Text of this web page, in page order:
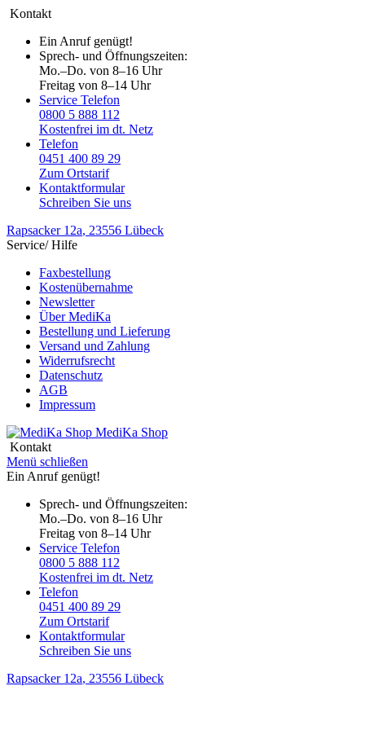
Kontakt
Ein Anruf genügt!
Sprech- und Öffnungszeiten:
Mo.–Do. von 8–16 Uhr
Freitag von 8–14 Uhr
Service Telefon
0800 5 888 112
Kostenfrei im dt. Netz
Telefon
0451 400 89 29
Zum Ortstarif
Kontaktformular
Schreiben Sie uns
Rapsacker 12a, 23556 Lübeck
Service/ Hilfe
Faxbestellung
Kostenübernahme
Newsletter
Über MediKa
Bestellung und Lieferung
Versand und Zahlung
Widerrufsrecht
Datenschutz
AGB
Impressum
MediKa Shop
Kontakt
Menü schließen
Ein Anruf genügt!
Sprech- und Öffnungszeiten:
Mo.–Do. von 8–16 Uhr
Freitag von 8–14 Uhr
Service Telefon
0800 5 888 112
Kostenfrei im dt. Netz
Telefon
0451 400 89 29
Zum Ortstarif
Kontaktformular
Schreiben Sie uns
Rapsacker 12a, 23556 Lübeck